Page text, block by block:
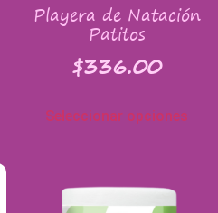
Playera de Natación
Patitos
$336.00
Seleccionar opciones